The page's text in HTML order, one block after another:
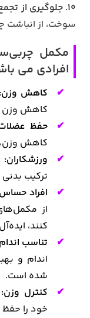
10. جلوگیری از تجمع چربی:
سوخت، از انباشت
افرادی می
کاهش وزن:
کاهش وزن
حفظ
کاهش وزن،
ورزشکاران:
ترکیب
افراد
از
کنند،
تناسب
اندام و
شده است.
کنترل وزن:
خود را حفظ